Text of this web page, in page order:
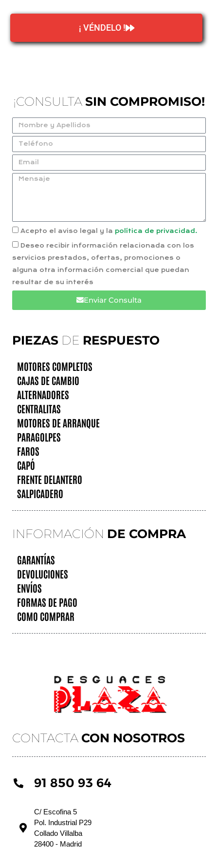
¡ VÉNDELO !
CONTACTA CON NOSOTROS
91 850 93 64
C/ Escofina 5
Pol. Industrial P29
Collado Villalba
28400 - Madrid
PIEZAS DE RESPUESTO
MOTORES COMPLETOS
CAJAS DE CAMBIO
ALTERNADORES
CENTRALITAS
MOTORES DE ARRANQUE
PARAGOLPES
FAROS
CAPÓ
FRENTE DELANTERO
SALPICADERO
INFORMACIÓN DE COMPRA
GARANTÍAS
DEVOLUCIONES
ENVÍOS
FORMAS DE PAGO
COMO COMPRAR
¡CONSULTA SIN COMPROMISO!
Acepto el aviso legal y la política de privacidad.
Deseo recibir información relacionada con los
servicios prestados, ofertas, promociones o
alguna otra información comercial que puedan
resultar de su interés
Enviar Consulta